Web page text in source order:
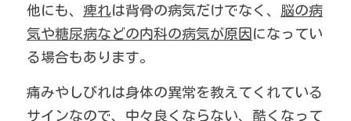
他にも、 痺れは背骨の病気だけでなく、 脳の病
気や糖尿病などの内科の病気が原因 になってい
る場合もあります。
痛みやしびれは身体の異常を教えてくれている
サインなので、中々良くならない、酷くなって